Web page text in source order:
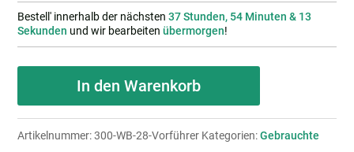
Bestell' innerhalb der nächsten37 Stunden, 54 Minuten & 12
Sekunden und wir bearbeitenübermorgen!
Vorführgerät:
PIXFRA
Draco
In den Warenkorb
Artikelnummer:300-WB-28-Vorführer Kategorien:Gebrauchte